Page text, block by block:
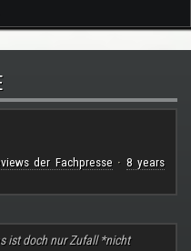
der Fachpresse· 8 years
ist doch nur Zufall *nicht